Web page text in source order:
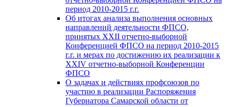
период 2010-2015 г.г.
Об итогах анализа выполнения основных
направлений деятельности ФПСО,
принятых XXII отчетно-выборной
Конференцией ФПСО на период 2010-2015
г.г. и мерах по достижению их реализации к
XXIV отчетно-выборной Конференции
ФПСО
О задачах и действиях профсоюзов по
участию в реализации Распоряжения
Губернатора Самарской области от